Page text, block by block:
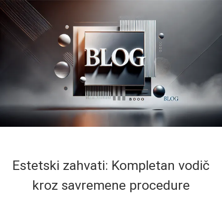
Estetski zahvati: Kompletan vodič
kroz savremene procedure